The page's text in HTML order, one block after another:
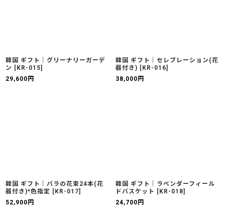
韓国 ギフト｜グリーナリーガーデ
ン
[ KR-015]
29,600 円
韓国 ギフト｜セレブレーション(花
器付き) [ KR-016]
38,000 円
韓国 ギフト｜バラの花束24本(花
器付き)*色指定 [ KR-017]
52,900 円
韓国 ギフト｜ラベンダーフィール
ドバスケット
[ KR-018]
24,700 円